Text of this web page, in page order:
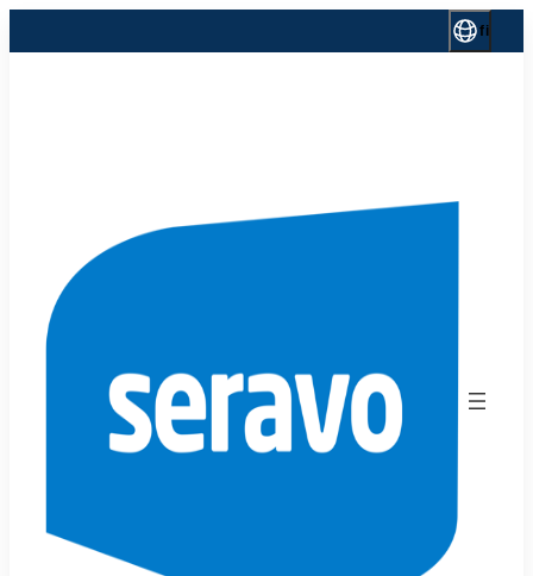
sisältöön
fi